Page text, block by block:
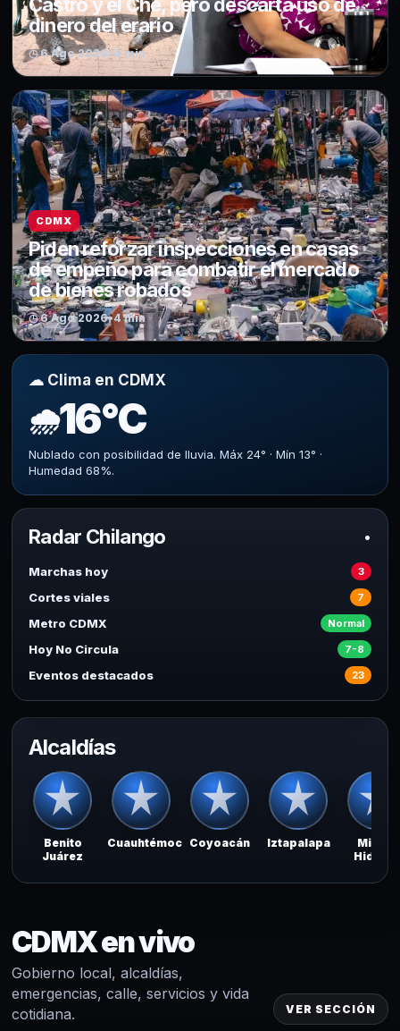
dinero del erario
◷ 6 Ago 2026•4 min
CDMX
Piden reforzar inspecciones en casas
de empeño para combatir el mercado
de bienes robados
◷ 6 Ago 2026•4 min
☁ Clima en CDMX
🌧16°C
Nublado con posibilidad de lluvia. Máx 24° · Mín 13° ·
Humedad 68%.
Radar Chilango •
Marchas hoy 3
Cortes viales 7
Metro CDMX Normal
Hoy No Circula 7-8
Eventos destacados 23
Alcaldías
Benito
Juárez
Cuauhtémoc Coyoacán Iztapalapa
Miguel
Hidalgo
CDMX en vivo
Gobierno local, alcaldías,
emergencias, calle, servicios y vida
cotidiana.
VER SECCIÓN